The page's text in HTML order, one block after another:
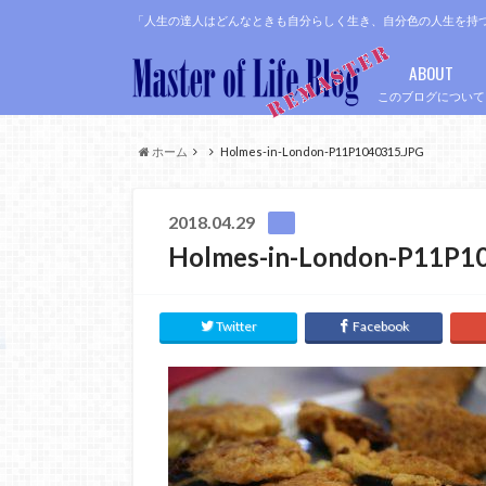
「人生の達人はどんなときも自分らしく生き、自分色の人生を持
このブログについて
ABOUT
ホーム Holmes-in-London-P11P1040315.JPG
2018.04.29
Holmes-in-London-
Twitter Facebook